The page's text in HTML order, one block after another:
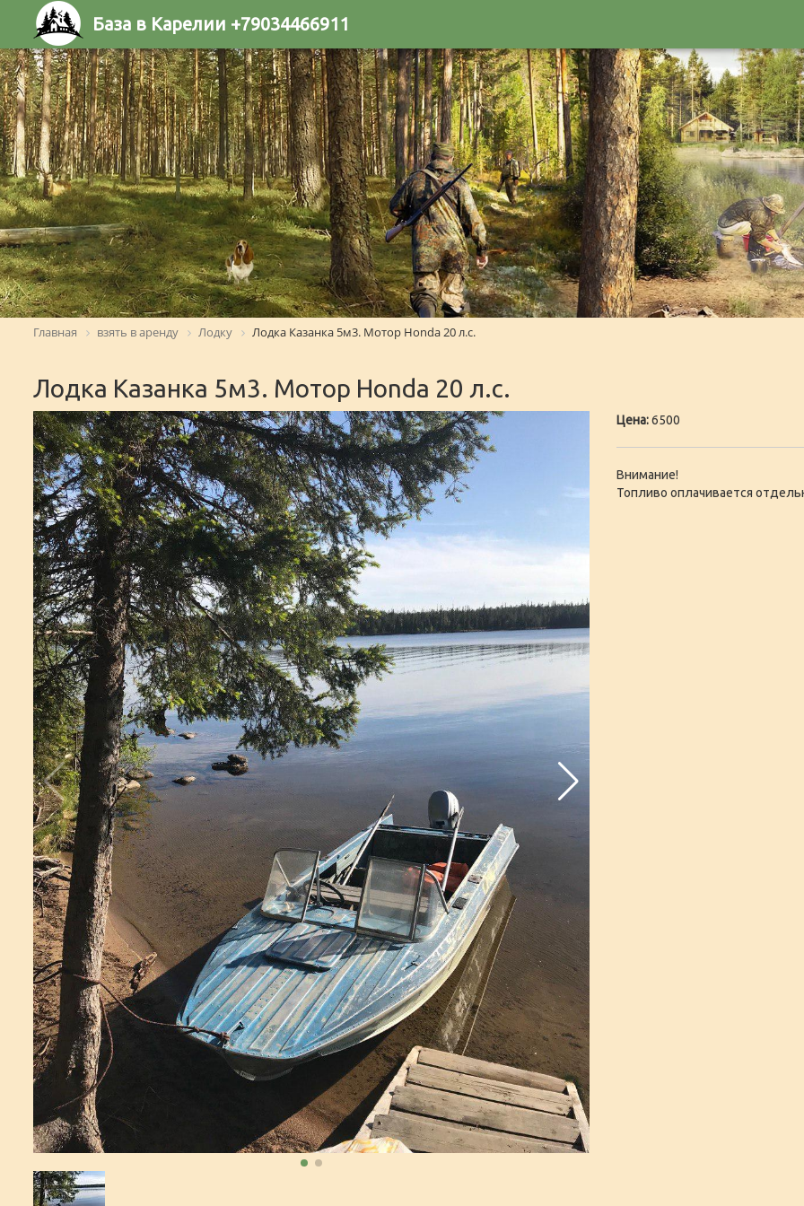
База в Карелии +79034466911
Главная взять в аренду Лодку Лодка Казанка 5м3. Мотор Honda 20 л.с.
Лодка Казанка 5м3. Мотор Honda 20 л.с.
Цена:6500
Внимание!
Топливо оплачивается